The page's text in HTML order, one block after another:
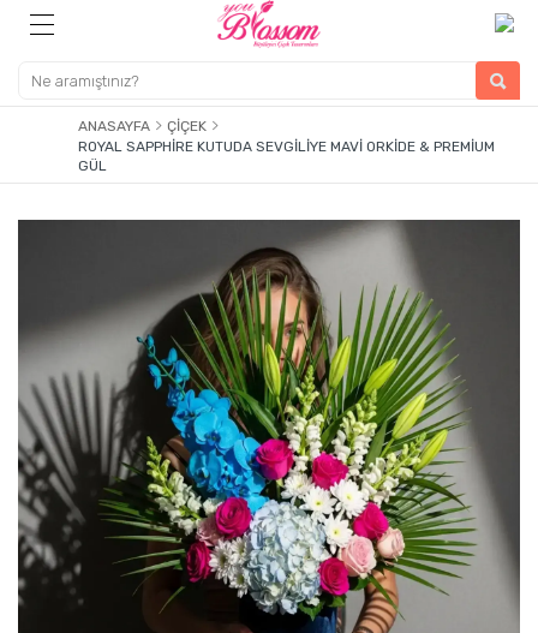
ANASAYFA
ÇIÇEK
ROYAL SAPPHIRE KUTUDA SEVGILIYE MAVI ORKIDE & PREMIUM
GÜL